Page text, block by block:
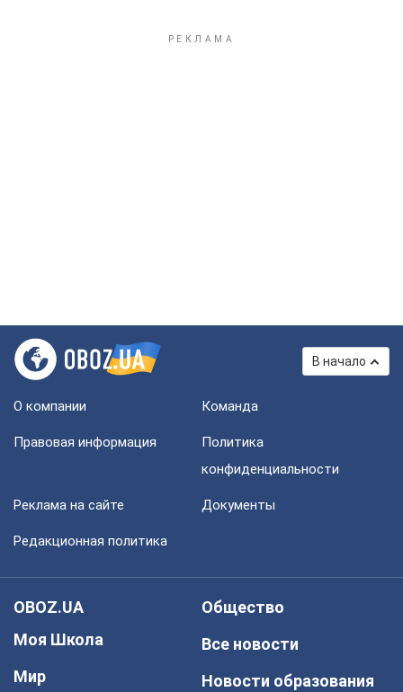
В начало
О компании Команда
Правовая информация
Политика
конфиденциальности
Реклама на сайте Документы
Редакционная политика
OBOZ.UA
Моя Школа
Мир
Общество
Все новости
Новости образования